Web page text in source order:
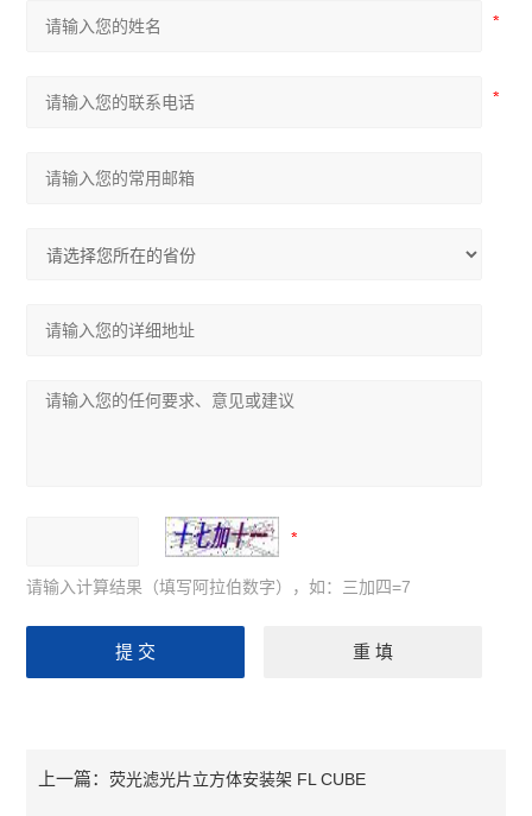
请输入计算结果（填写阿拉伯数字），如：三加四=7
上一篇：荧光滤光片立方体安装架 FL CUBE